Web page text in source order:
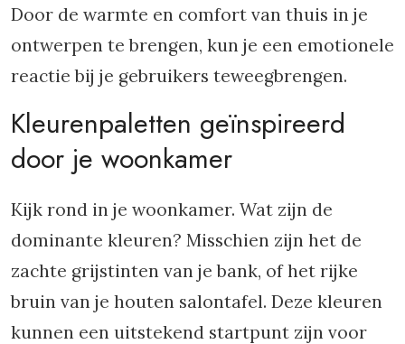
Door de warmte en comfort van thuis in je
ontwerpen te brengen, kun je een emotionele
reactie bij je gebruikers teweegbrengen.
Kleurenpaletten geïnspireerd
door je woonkamer
Kijk rond in je woonkamer. Wat zijn de
dominante kleuren? Misschien zijn het de
zachte grijstinten van je bank, of het rijke
bruin van je houten salontafel. Deze kleuren
kunnen een uitstekend startpunt zijn voor